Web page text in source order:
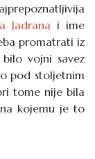
Jadrana i ime
promatrati iz
vojni savez
pod stoljetnim
tome nije bila
kojemu je to